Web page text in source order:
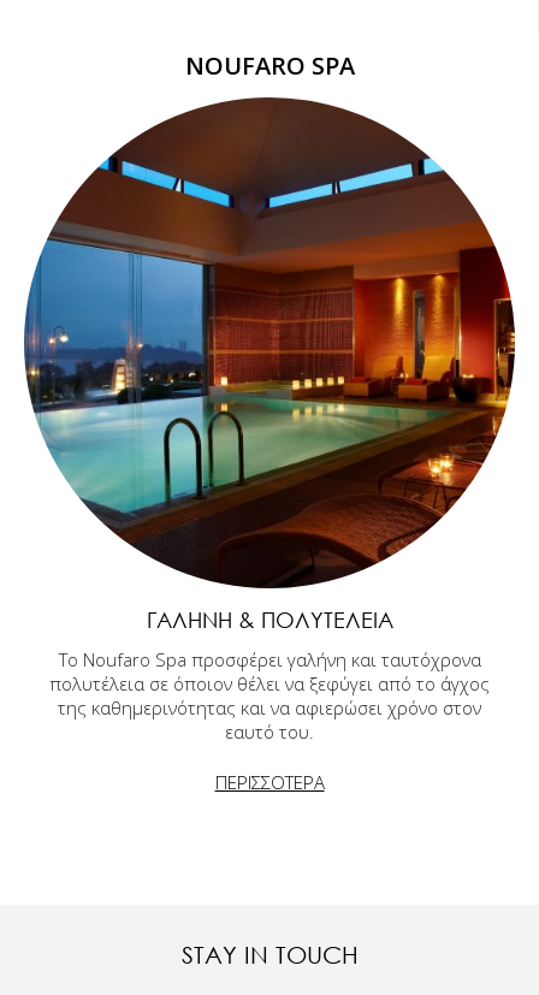
NOUFARO SPA
ΓΑΛΉΝΗ & ΠΟΛΥΤΈΛΕΙΑ
Το Noufaro Spa προσφέρει γαλήνη και ταυτόχρονα
πολυτέλεια σε όποιον θέλει να ξεφύγει από το άγχος
της καθημερινότητας και να αφιερώσει χρόνο στον
εαυτό του.
ΠΕΡΙΣΣΟΤΕΡΑ
STAY IN TOUCH